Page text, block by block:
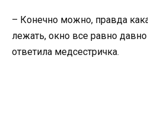
– Конечно можно, правда
лежать, окно все равно
ответила медсестричка.